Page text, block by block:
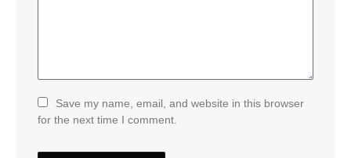
Save my name, email, and website in this browser
for the next time I comment.